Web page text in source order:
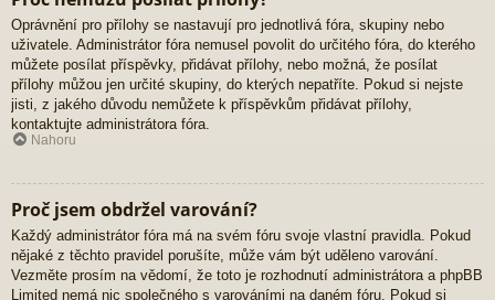
Oprávnění pro přílohy se nastavují pro jednotlivá fóra, skupiny nebo
uživatele. Administrátor fóra nemusel povolit do určitého fóra, do kterého
můžete posílat příspěvky, přidávat přílohy, nebo možná, že posílat
přílohy můžou jen určité skupiny, do kterých nepatříte. Pokud si nejste
jisti, z jakého důvodu nemůžete k příspěvkům přidávat přílohy,
kontaktujte administrátora fóra.
Nahoru
Proč jsem obdržel varování?
Každý administrátor fóra má na svém fóru svoje vlastní pravidla. Pokud
nějaké z těchto pravidel porušíte, může vám být uděleno varování.
Vezměte prosím na vědomí, že toto je rozhodnutí administrátora a phpBB
Limited nemá nic společného s varováními na daném fóru. Pokud si